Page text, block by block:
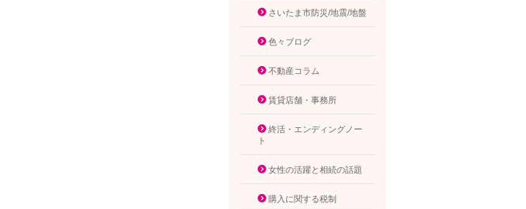
さいたま市防災/地震/地盤
色々ブログ
不動産コラム
賃貸店舗・事務所
終活・エンディングノー
ト
女性の活躍と相続の話題
購入に関する税制